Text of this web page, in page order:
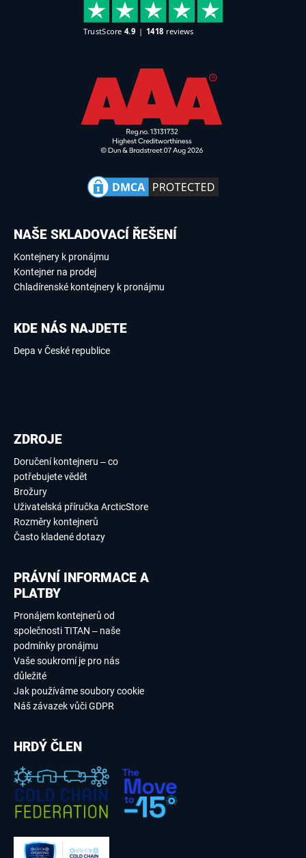
NAŠE SKLADOVACÍ ŘEŠENÍ
Kontejnery k pronájmu
Kontejner na prodej
Chladírenské kontejnery k pronájmu
KDE NÁS NAJDETE
Depa v České republice
ZDROJE
Doručení kontejneru – co
potřebujete vědět
Brožury
Uživatelská příručka ArcticStore
Rozměry kontejnerů
Často kladené dotazy
PRÁVNÍ INFORMACE A
PLATBY
Pronájem kontejnerů od
společnosti TITAN – naše
podmínky pronájmu
Vaše soukromí je pro nás
důležité
Jak používáme soubory cookie
Náš závazek vůči GDPR
HRDÝ ČLEN